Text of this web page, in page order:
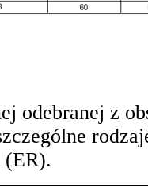
odebranej z